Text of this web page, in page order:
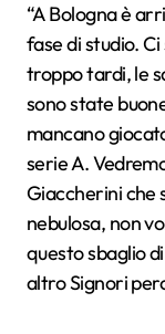
“A Bologna è
fase di studio.
troppo tardi, le
sono state
mancano
serie A.
Giaccherini che
nebulosa, non
questo sbaglio
altro Signori